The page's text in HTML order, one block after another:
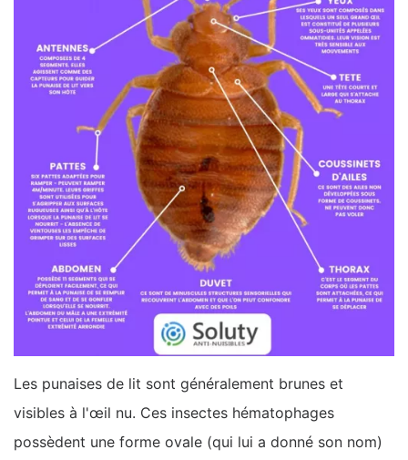
Les punaises de lit sont généralement brunes et
visibles à l'œil nu. Ces insectes hématophages
possèdent une forme ovale (qui lui a donné son nom)